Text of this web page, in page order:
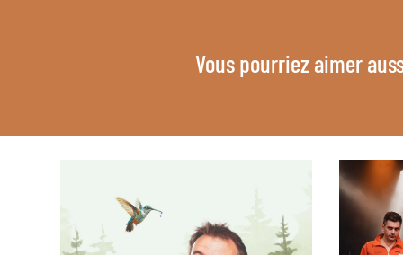
Vous pourriez aimer